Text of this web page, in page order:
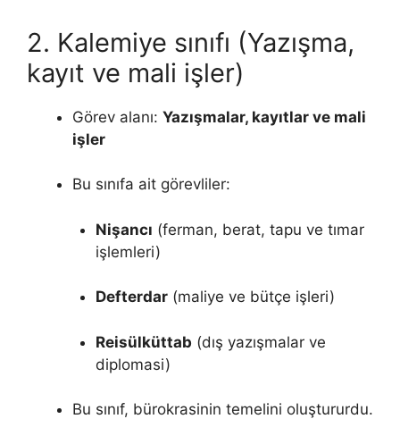
2. Kalemiye sınıfı (Yazışma,
kayıt ve mali işler)
Görev alanı: Yazışmalar, kayıtlar ve mali
işler
Bu sınıfa ait görevliler:
Nişancı (ferman, berat, tapu ve tımar
işlemleri)
Defterdar(maliye ve bütçe işleri)
Reisülküttab (dış yazışmalar ve
diplomasi)
Bu sınıf, bürokrasinin temelini oluştururdu.